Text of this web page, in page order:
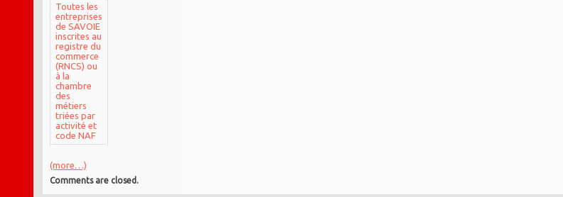
Toutes les
entreprises
de SAVOIE
inscrites au
registre du
commerce
(RNCS) ou
à la
chambre
des
métiers
triées par
activité et
code NAF
(more…)
Comments are closed.